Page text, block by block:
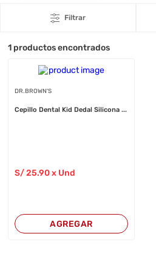
Filtrar
1 productos encontrados
DR.BROWN'S
Cepillo Dental Kid Dedal Silicona ...
S/25.90 x Und
AGREGAR